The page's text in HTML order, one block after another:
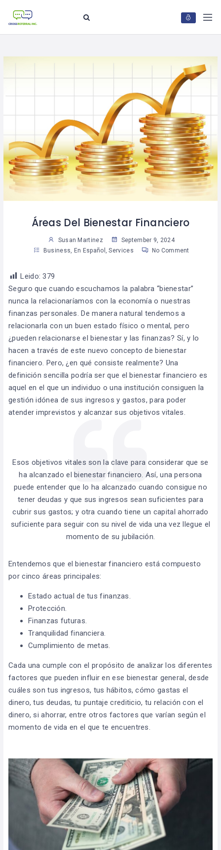
Áreas Del Bienestar Financiero
Susan Martinez
September 9, 2024
Business
En Español ,Services No Comment
Leido: 379
Seguro que cuando escuchamos la palabra “bienestar”
nunca la relacionaríamos con la economía o nuestras
finanzas personales. De manera natural tendemos a
relacionarla con un buen estado físico o mental, pero
¿pueden relacionarse el bienestar y las finanzas? Sí, y lo
hacen a través de este nuevo concepto de bienestar
financiero. Pero, ¿en qué consiste realmente? Una
definición sencilla podría ser que el bienestar financiero es
aquel en el que un individuo o una institución consiguen la
gestión idónea de sus ingresos y gastos, para poder
atender imprevistos y alcanzar sus objetivos vitales.
Esos objetivos vitales son la clave para considerar que se
ha alcanzado el bienestar financiero. Así, una persona
puede entender que lo ha alcanzado cuando consigue no
tener deudas y que sus ingresos sean suficientes para
cubrir sus gastos; y otra cuando tiene un capital ahorrado
suficiente para seguir con su nivel de vida una vez llegue el
momento de su jubilación.
Entendemos que el bienestar financiero está compuesto
por cinco áreas principales:
Estado actual de tus finanzas.
Protección.
Finanzas futuras.
Tranquilidad financiera.
Cumplimiento de metas.
Cada una cumple con el propósito de analizar los diferentes
factores que pueden influir en ese bienestar general, desde
cuáles son tus ingresos, tus hábitos, cómo gastas el
dinero, tus deudas, tu puntaje crediticio, tu relación con el
dinero, si ahorrar, entre otros factores que varían según el
momento de vida en el que te encuentres.